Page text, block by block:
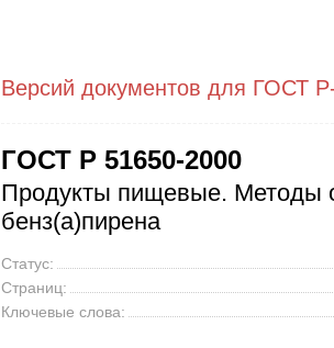
Версий документов для ГОСТ
ГОСТ Р 51650-2000
Продукты пищевые. Методы
бенз(а)пирена
Статус:
Страниц:
Ключевые слова: